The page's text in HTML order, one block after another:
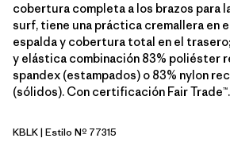
cobertura completa a los brazos para
surf, tiene una práctica cremallera en
espalda y cobertura total en el
y elástica combinación 83% poliéster
spandex (estampados) o 83% nylon
(sólidos). Con certificación Fair Trade™.
Kaleido Bloom: Black
KBLK| Estilo Nº 77315